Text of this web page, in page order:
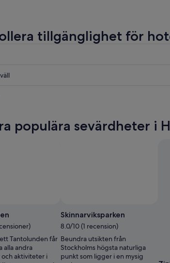
tillgänglighet för
populära sevärdheter i
Tantolunden får
alla andra
aktiviteter i
Skinnarviksparken
8.0/10 (1 recension)
Beundra utsikten från
Stockholms högsta naturliga
punkt som ligger i en mysig